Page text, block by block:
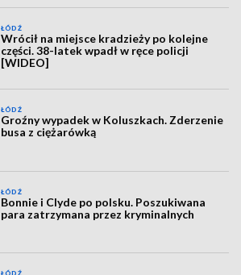
ŁÓDŹ
Wrócił na miejsce kradzieży po kolejne
części. 38-latek wpadł w ręce policji
[WIDEO]
ŁÓDŹ
Groźny wypadek w Koluszkach. Zderzenie
busa z ciężarówką
ŁÓDŹ
Bonnie i Clyde po polsku. Poszukiwana
para zatrzymana przez kryminalnych